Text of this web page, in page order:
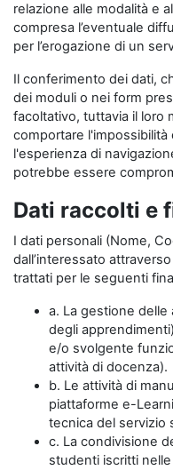
relazione alle modalità e
compresa l’eventuale
per l’erogazione di un
Il conferimento dei dati,
dei moduli o nei form
facoltativo, tuttavia il loro
comportare l'impossibilità
l'esperienza di
potrebbe essere
Dati raccolti e
I dati personali (Nome,
dall’interessato
trattati per le seguenti
a. La gestione
degli
e/o svolgente
attività di docenza).
b. Le attività di
piattaforme e-
tecnica del servizio
c. La condivisione
studenti iscritti